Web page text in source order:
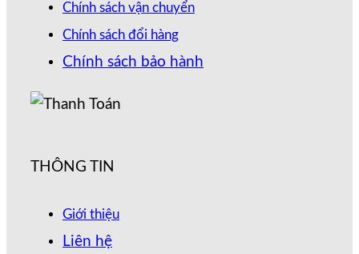
Chính sách vận chuyển
Chính sách đổi hàng
Chính sách bảo hành
THÔNG TIN
Giới thiệu
Liên hệ